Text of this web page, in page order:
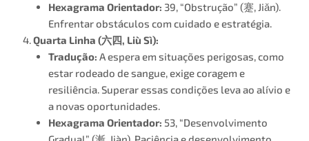
Hexagrama Orientador: 39, “Obstrução” (蹇, Jiǎn).
Enfrentar obstáculos com cuidado e estratégia.
Quarta Linha (六四, Liù Sì):
Tradução: A espera em situações perigosas, como
estar rodeado de sangue, exige coragem e
resiliência. Superar essas condições leva ao alívio e
a novas oportunidades​.
Hexagrama Orientador: 53, “Desenvolvimento